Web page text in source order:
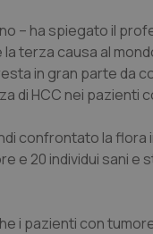
– ha spiegato il
la terza causa al
in gran parte da
di HCC nei pazienti
confrontato la
e 20 individui sani
i pazienti con